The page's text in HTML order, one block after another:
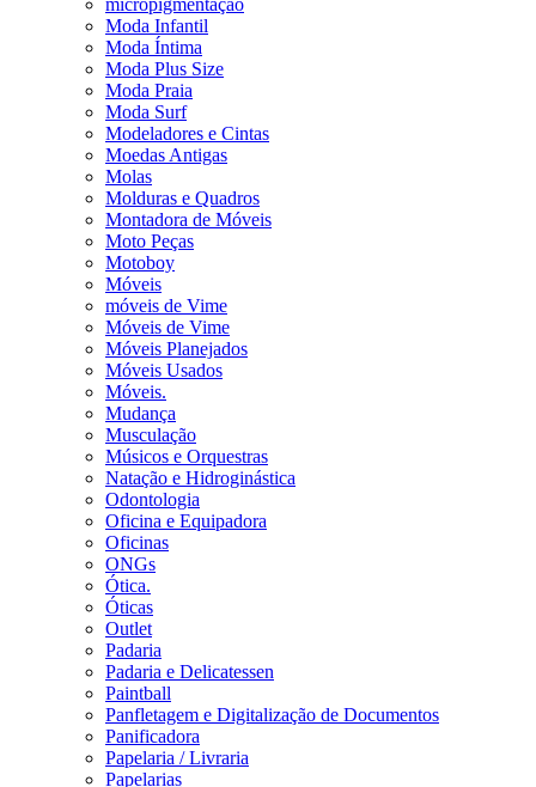
micropigmentação
Moda Infantil
Moda Íntima
Moda Plus Size
Moda Praia
Moda Surf
Modeladores e Cintas
Moedas Antigas
Molas
Molduras e Quadros
Montadora de Móveis
Moto Peças
Motoboy
Móveis
móveis de Vime
Móveis de Vime
Móveis Planejados
Móveis Usados
Móveis.
Mudança
Musculação
Músicos e Orquestras
Natação e Hidroginástica
Odontologia
Oficina e Equipadora
Oficinas
ONGs
Ótica.
Óticas
Outlet
Padaria
Padaria e Delicatessen
Paintball
Panfletagem e Digitalização de Documentos
Panificadora
Papelaria / Livraria
Papelarias